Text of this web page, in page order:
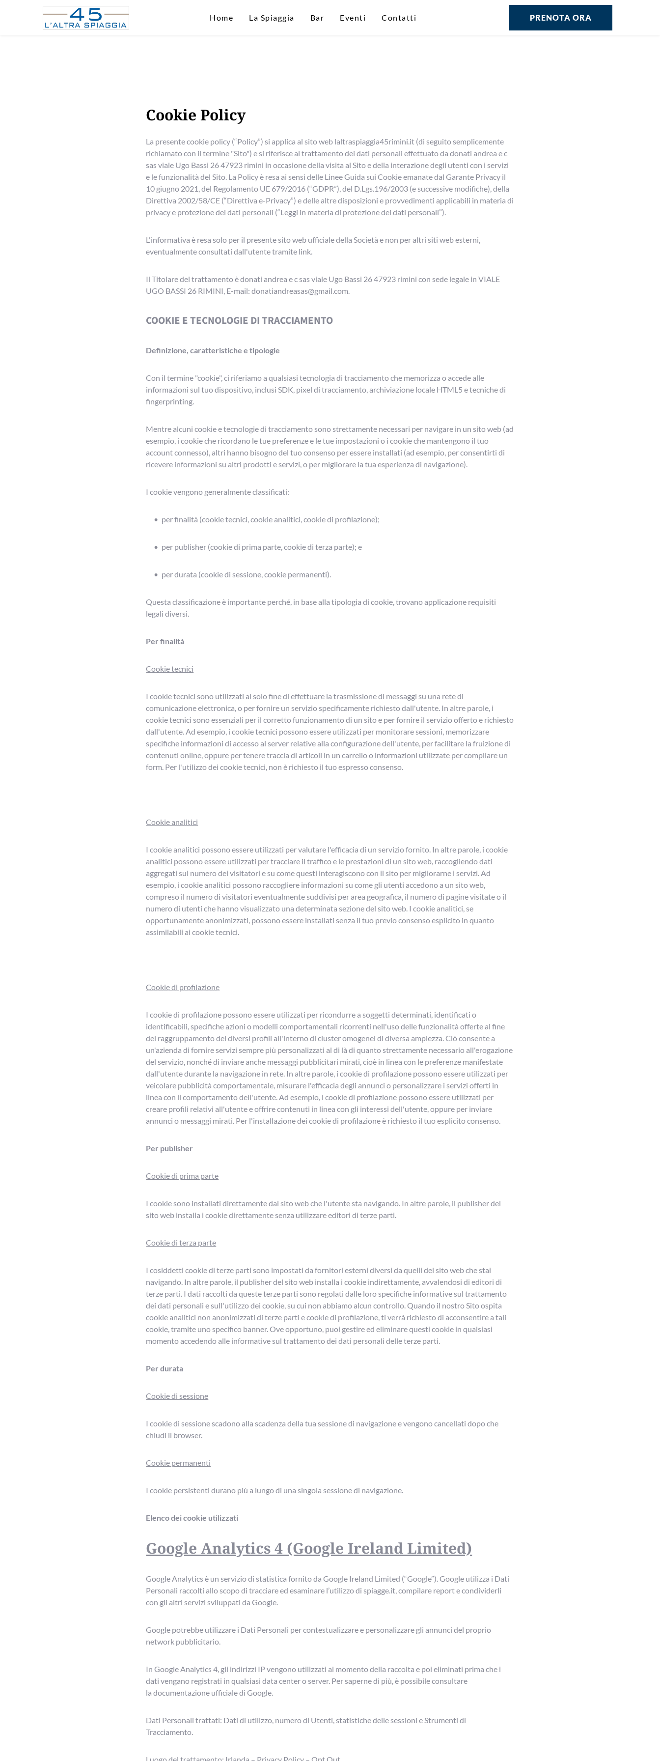
Home La Spiaggia Bar Eventi Contatti PRENOTA ORA
Cookie Policy
La presente cookie policy (“Policy”) si applica al sito web laltraspiaggia45rimini.it (di seguito semplicemente
richiamato con il termine "Sito") e si riferisce al trattamento dei dati personali effettuato da donati andrea e c
sas viale Ugo Bassi 26 47923 rimini in occasione della visita al Sito e della interazione degli utenti con i servizi
e le funzionalità del Sito. La Policy è resa ai sensi delle Linee Guida sui Cookie emanate dal Garante Privacy il
10 giugno 2021, del Regolamento UE 679/2016 (“GDPR”), del D.Lgs.196/2003 (e successive modifiche), della
Direttiva 2002/58/CE (“Direttiva e-Privacy”) e delle altre disposizioni e provvedimenti applicabili in materia di
privacy e protezione dei dati personali (“Leggi in materia di protezione dei dati personali”).
L'informativa è resa solo per il presente sito web ufficiale della Società e non per altri siti web esterni,
eventualmente consultati dall'utente tramite link.
Il Titolare del trattamento è donati andrea e c sas viale Ugo Bassi 26 47923 rimini con sede legale in VIALE
UGO BASSI 26 RIMINI, E-mail: donatiandreasas@gmail.com.
COOKIE E TECNOLOGIE DI TRACCIAMENTO
Definizione, caratteristiche e tipologie
Con il termine "cookie", ci riferiamo a qualsiasi tecnologia di tracciamento che memorizza o accede alle
informazioni sul tuo dispositivo, inclusi SDK, pixel di tracciamento, archiviazione locale HTML5 e tecniche di
fingerprinting.
Mentre alcuni cookie e tecnologie di tracciamento sono strettamente necessari per navigare in un sito web (ad
esempio, i cookie che ricordano le tue preferenze e le tue impostazioni o i cookie che mantengono il tuo
account connesso), altri hanno bisogno del tuo consenso per essere installati (ad esempio, per consentirti di
ricevere informazioni su altri prodotti e servizi, o per migliorare la tua esperienza di navigazione).
I cookie vengono generalmente classificati:
per finalità (cookie tecnici, cookie analitici, cookie di profilazione);
per publisher (cookie di prima parte, cookie di terza parte); e
per durata (cookie di sessione, cookie permanenti).
Questa classificazione è importante perché, in base alla tipologia di cookie, trovano applicazione requisiti
legali diversi.
Per finalità
Cookie tecnici
I cookie tecnici sono utilizzati al solo fine di effettuare la trasmissione di messaggi su una rete di
comunicazione elettronica, o per fornire un servizio specificamente richiesto dall'utente. In altre parole, i
cookie tecnici sono essenziali per il corretto funzionamento di un sito e per fornire il servizio offerto e richiesto
dall'utente. Ad esempio, i cookie tecnici possono essere utilizzati per monitorare sessioni, memorizzare
specifiche informazioni di accesso al server relative alla configurazione dell'utente, per facilitare la fruizione di
contenuti online, oppure per tenere traccia di articoli in un carrello o informazioni utilizzate per compilare un
form. Per l'utilizzo dei cookie tecnici, non è richiesto il tuo espresso consenso.
Cookie analitici
I cookie analitici possono essere utilizzati per valutare l'efficacia di un servizio fornito. In altre parole, i cookie
analitici possono essere utilizzati per tracciare il traffico e le prestazioni di un sito web, raccogliendo dati
aggregati sul numero dei visitatori e su come questi interagiscono con il sito per migliorarne i servizi. Ad
esempio, i cookie analitici possono raccogliere informazioni su come gli utenti accedono a un sito web,
compreso il numero di visitatori eventualmente suddivisi per area geografica, il numero di pagine visitate o il
numero di utenti che hanno visualizzato una determinata sezione del sito web. I cookie analitici, se
opportunamente anonimizzati, possono essere installati senza il tuo previo consenso esplicito in quanto
assimilabili ai cookie tecnici.
Cookie di profilazione
I cookie di profilazione possono essere utilizzati per ricondurre a soggetti determinati, identificati o
identificabili, specifiche azioni o modelli comportamentali ricorrenti nell'uso delle funzionalità offerte al fine
del raggruppamento dei diversi profili all'interno di cluster omogenei di diversa ampiezza. Ciò consente a
un'azienda di fornire servizi sempre più personalizzati al di là di quanto strettamente necessario all'erogazione
del servizio, nonché di inviare anche messaggi pubblicitari mirati, cioè in linea con le preferenze manifestate
dall'utente durante la navigazione in rete. In altre parole, i cookie di profilazione possono essere utilizzati per
veicolare pubblicità comportamentale, misurare l'efficacia degli annunci o personalizzare i servizi offerti in
linea con il comportamento dell'utente. Ad esempio, i cookie di profilazione possono essere utilizzati per
creare profili relativi all'utente e offrire contenuti in linea con gli interessi dell'utente, oppure per inviare
annunci o messaggi mirati. Per l'installazione dei cookie di profilazione è richiesto il tuo esplicito consenso.
Per publisher
Cookie di prima parte
I cookie sono installati direttamente dal sito web che l'utente sta navigando. In altre parole, il publisher del
sito web installa i cookie direttamente senza utilizzare editori di terze parti.
Cookie di terza parte
I cosiddetti cookie di terze parti sono impostati da fornitori esterni diversi da quelli del sito web che stai
navigando. In altre parole, il publisher del sito web installa i cookie indirettamente, avvalendosi di editori di
terze parti. I dati raccolti da queste terze parti sono regolati dalle loro specifiche informative sul trattamento
dei dati personali e sull'utilizzo dei cookie, su cui non abbiamo alcun controllo. Quando il nostro Sito ospita
cookie analitici non anonimizzati di terze parti e cookie di profilazione, ti verrà richiesto di acconsentire a tali
cookie, tramite uno specifico banner. Ove opportuno, puoi gestire ed eliminare questi cookie in qualsiasi
momento accedendo alle informative sul trattamento dei dati personali delle terze parti.
Per durata
Cookie di sessione
I cookie di sessione scadono alla scadenza della tua sessione di navigazione e vengono cancellati dopo che
chiudi il browser.
Cookie permanenti
I cookie persistenti durano più a lungo di una singola sessione di navigazione.
Elenco dei cookie utilizzati
Google Analytics 4 (Google Ireland Limited)
Google Analytics è un servizio di statistica fornito da Google Ireland Limited (“Google”). Google utilizza i Dati
Personali raccolti allo scopo di tracciare ed esaminare l’utilizzo di spiagge.it, compilare report e condividerli
con gli altri servizi sviluppati da Google.
Google potrebbe utilizzare i Dati Personali per contestualizzare e personalizzare gli annunci del proprio
network pubblicitario.
In Google Analytics 4, gli indirizzi IP vengono utilizzati al momento della raccolta e poi eliminati prima che i
dati vengano registrati in qualsiasi data center o server. Per saperne di più, è possibile consultare
la documentazione ufficiale di Google.
Dati Personali trattati: Dati di utilizzo, numero di Utenti, statistiche delle sessioni e Strumenti di
Tracciamento.